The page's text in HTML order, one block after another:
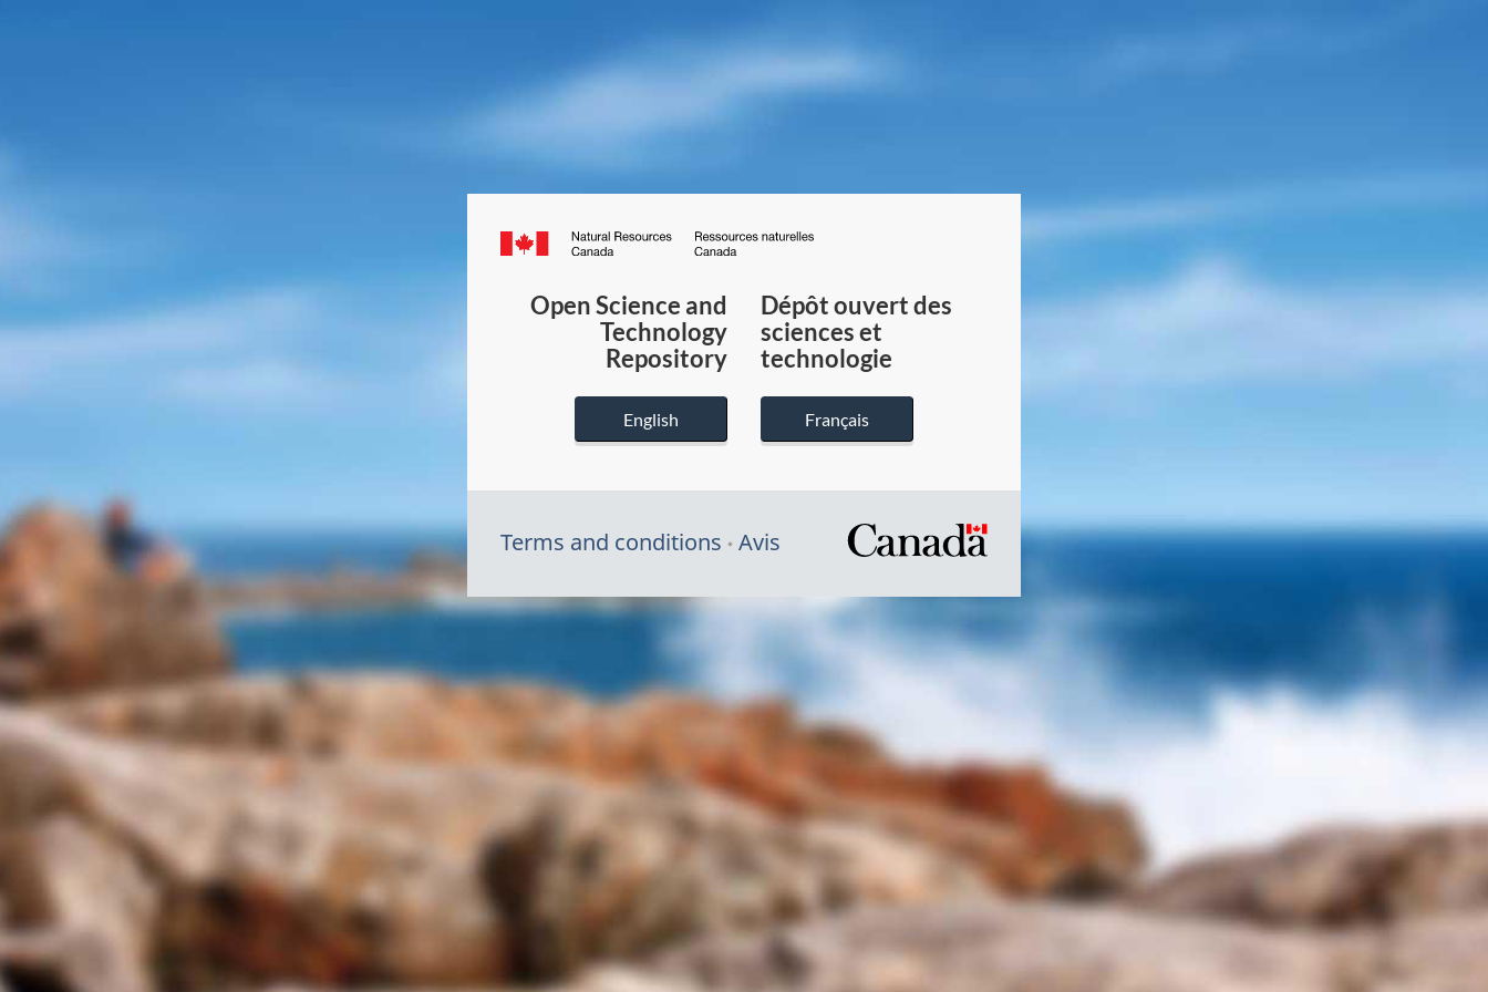
Canada.ca
du
Canada
Open Science and
Technology
Repository
English
Dépôt ouvert des
sciences et
technologie
Français
Terms and conditions Avis
/
gouvernement